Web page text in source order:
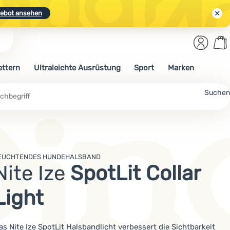
ansehen
ansehen
Suchen
Anmelden
Ultraleichte Ausrüstung Sport Marken
Ize SpotLit Collar
HUNDEHALSBAND
Nite Ize SpotLit Halsbandlicht verbessert die Sichtbarkeit